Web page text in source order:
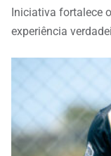
Iniciativa fortalece
experiência